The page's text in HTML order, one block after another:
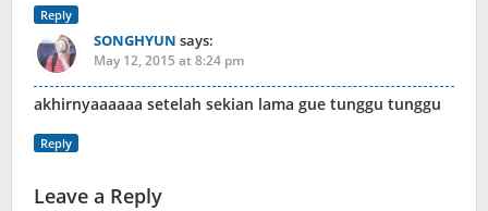
Reply
SONGHYUN says:
May 12, 2015 at 8:24 pm
akhirnyaaaaaa setelah sekian lama gue tunggu tunggu
Reply
Leave a Reply